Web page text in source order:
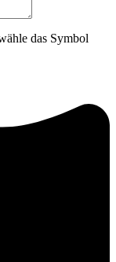
das Symbol